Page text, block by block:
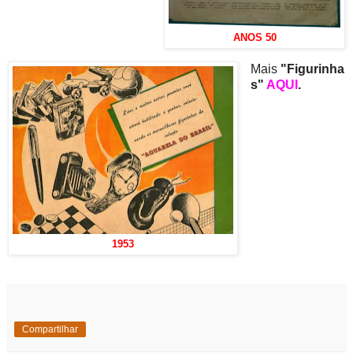
ANOS 50
1953
Mais "Figurinha
s" AQUI .
Compartilhar